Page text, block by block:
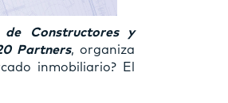
de Constructores y
Partners, organiza
inmobiliario? El